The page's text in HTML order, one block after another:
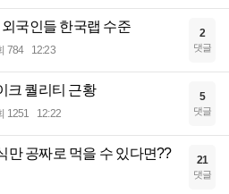
국인들 한국랩 수준
784 12:23
2
댓글
크 퀄리티 근황
1251 12:22
5
댓글
만 공짜로 먹을 수 있다면?? 21
댓글